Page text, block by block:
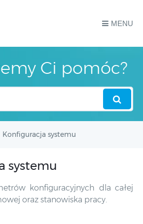
MENU
Ci pomóc?
Konfiguracja systemu
systemu
konfiguracyjnych dla całej
oraz stanowiska pracy.